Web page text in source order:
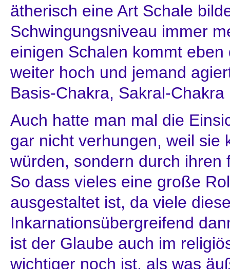
ätherisch eine Art Schale
Schwingungsniveau immer
einigen Schalen kommt
weiter hoch und jemand
Basis-Chakra, Sakral-
Auch hatte man mal die
gar nicht verhungen, weil sie
würden, sondern durch ihren
So dass vieles eine große
ausgestaltet ist, da viele
Inkarnationsübergreifend
ist der Glaube auch im
wichtiger noch ist, als was